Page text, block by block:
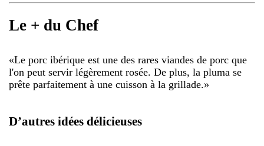
Le + du Chef
«Le porc ibérique est une des rares viandes de porc que
l'on peut servir légèrement rosée. De plus, la pluma se
prête parfaitement à une cuisson à la grillade.»
D’autres idées délicieuses